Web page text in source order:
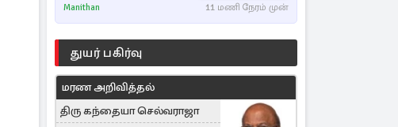
Manithan 11 மணி நேரம் முன்
துயர் பகிர்வு
மரண அறிவித்தல்
திரு கந்தையா செல்வராஜா